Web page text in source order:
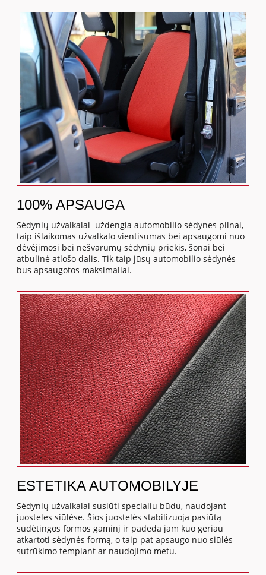
100% APSAUGA
Sėdynių užvalkalai uždengia automobilio sėdynes pilnai,
taip išlaikomas užvalkalo vientisumas bei apsaugomi nuo
dėvėjimosi bei nešvarumų sėdynių priekis, šonai bei
atbulinė atlošo dalis. Tik taip jūsų automobilio sėdynės
bus apsaugotos maksimaliai.
ESTETIKA AUTOMOBILYJE
Sėdynių užvalkalai susiūti specialiu būdu, naudojant
juosteles siūlėse. Šios juostelės stabilizuoja pasiūtą
sudėtingos formos gaminį ir padeda jam kuo geriau
atkartoti sėdynės formą, o taip pat apsaugo nuo siūlės
sutrūkimo tempiant ar naudojimo metu.